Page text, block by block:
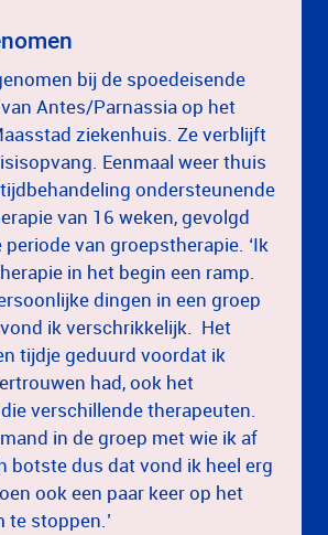
bij de spoedeisende
Antes/Parnassia op het
ziekenhuis. Ze verblijft
Eenmaal weer thuis
ondersteunende
van 16 weken, gevolgd
van groepstherapie. ‘Ik
in het begin een ramp.
dingen in een groep
ik verschrikkelijk. Het
tijdje geduurd voordat ik
had, ook het
verschillende therapeuten.
in de groep met wie ik af
botste dus dat vond ik heel erg
ook een paar keer op het
te stoppen.’